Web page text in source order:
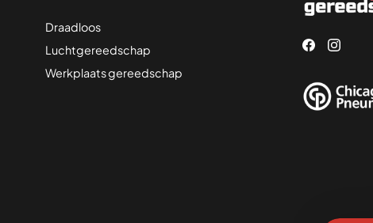
Draadloos
Luchtgereedschap
Werkplaats gereedschap